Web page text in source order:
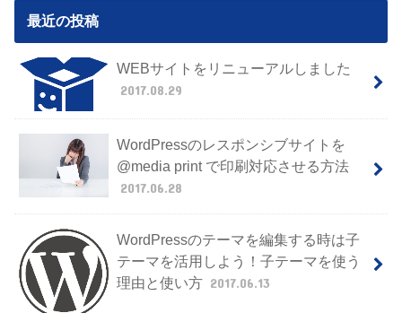
最近の投稿
WEBサイトをリニューアルしました
2017.08.29
WordPressのレスポンシブサイトを
@media print で印刷対応させる方法
2017.06.28
WordPressのテーマを編集する時は子
テーマを活用しよう！子テーマを使う
理由と使い方 2017.06.13